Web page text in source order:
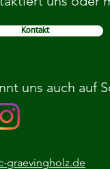
Kontakt
uns auch auf
graevingholz.de